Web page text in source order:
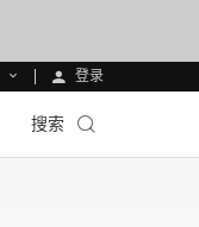
登录
搜索